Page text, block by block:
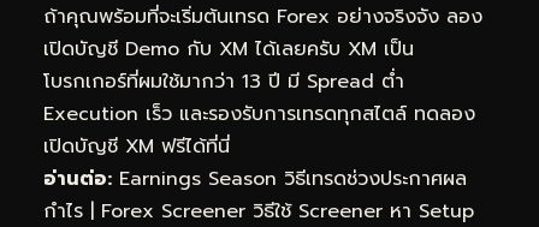
ถ้าคุณพร้อมที่จะเริ่มต้นเทรด Forex อย่างจริงจัง ลอง
เปิดบัญชี Demo กับ XM ได้เลยครับ XM เป็น
โบรกเกอร์ที่ผมใช้มากว่า 13 ปี มี Spread ต่ำ
Execution เร็ว และรองรับการเทรดทุกสไตล์ ทดลอง
เปิดบัญชี XM ฟรีได้ที่นี่
อ่านต่อ: Earnings Season วิธีเทรดช่วงประกาศผล
กำไร | Forex Screener วิธีใช้ Screener หา Setup